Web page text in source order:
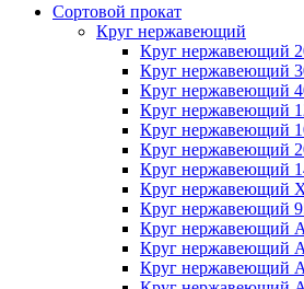
Сортовой прокат
Круг нержавеющий
Круг нержавеющий
Круг нержавеющий
Круг нержавеющий
Круг нержавеющий
Круг нержавеющий
Круг нержавеющий
Круг нержавеющий
Круг нержавеющий
Круг нержавеющий
Круг нержавеющий
Круг нержавеющий
Круг нержавеющий